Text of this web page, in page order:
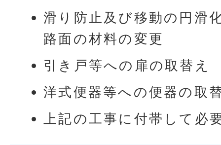
滑り防止及び移動の円滑
路面の材料の変更
引き戸等への扉の取替え
洋式便器等への便器の取
上記の工事に付帯して必